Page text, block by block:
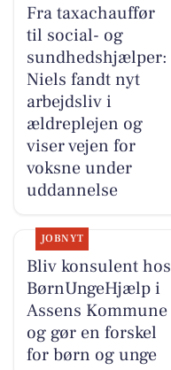
Fra taxachauffør
til social- og
sundhedshjælper:
Niels fandt nyt
arbejdsliv i
ældreplejen og
viser vejen for
voksne under
uddannelse
JOBNYT
Bliv konsulent hos
BørnUngeHjælp i
Assens Kommune
og gør en forskel
for børn og unge